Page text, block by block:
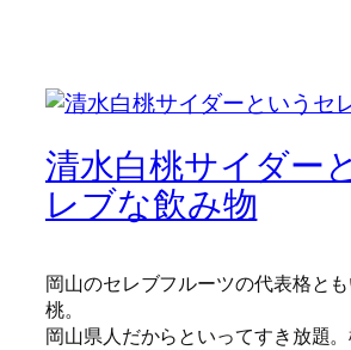
清水白桃サイダー
レブな飲み物
岡山のセレブフルーツの代表格と
桃。
岡山県人だからといってすき放題